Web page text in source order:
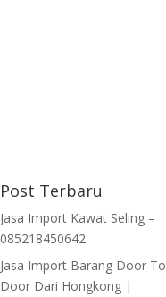
Post Terbaru
Jasa Import Kawat Seling –
085218450642
Jasa Import Barang Door To
Door Dari Hongkong |